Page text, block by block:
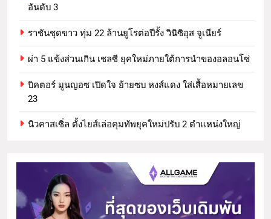
อันดับ 3
ราชันชุดขาว ทุ่ม 22 ล้านยูโรต่อปีรั้ง วินิซิอุส จูเนียร์
ผ่า 5 แข้งส่วนเกิน เชลซี ยุคใหม่ภายใต้การนำของอลอนโซ่
บิคตอร์ มูนญอซ เปิดใจ ย้ายซบ หงส์แดง ใส่เสื้อหมายเลข
23
นิวคาสเซิ่ล ตั้งไยส์เล่อคุมทัพยุคใหม่ปรับ 2 ตำแหน่งใหญ่